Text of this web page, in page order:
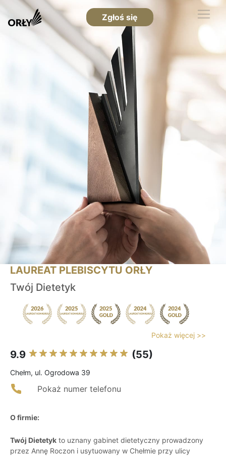
Zgłoś się
LAUREAT PLEBISCYTU ORŁY
Twój Dietetyk
Pokaż więcej >>
9.9 (55)
Chełm, ul. Ogrodowa 39
Pokaż numer telefonu
O firmie:
Twój Dietetyk to uznany gabinet dietetyczny prowadzony
przez Annę Roczon i usytuowany w Chełmie przy ulicy